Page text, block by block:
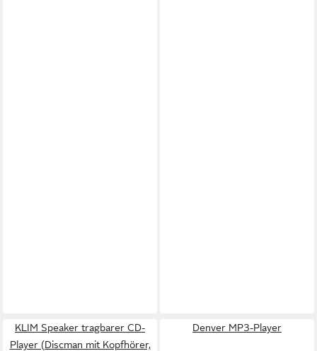
KLIM Speaker tragbarer CD-
Player (Discman mit Kopfhörer,
Denver MP3-Player